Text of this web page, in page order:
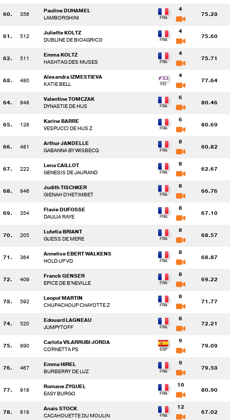
60. 356
Pauline DUHAMEL
LAMBORGHINI
4
75.23
61. 512
Juliette KOLTZ
DUBLINE DE BIOAGRICO
4
75.60
62. 511
Emma KOLTZ
HASHTAG DES MUSES
4
75.71
63. 480
Alexandra IZMESTIEVA
KATIE BELL
4
77.64
64. 848
Valentine TOMCZAK
DYNASTIE DE HUS
6
80.46
65. 128
Karine BARRE
VESPUCCI DE HUS Z
6
80.69
66. 481
Arthur JANDELLE
GABANNA BY WISBECQ
8
60.82
67. 222
Lena CAILLOT
GENESIS DE JAURAND
8
62.67
68. 846
Judith TISCHKER
GIENAH D'HETIMBET
8
66.76
69. 354
Flavie DUFOSSE
DAULIA RAYE
8
67.10
70. 205
Lutetia BRIANT
GUESS DE MERE
8
68.57
71. 364
Annelise EBERT WALKENS
HOLD UP VD
8
68.87
72. 409
Franck GENSER
EPICE DE B'NEVILLE
8
69.22
73. 592
Leopol MARTIN
CHUPACHOUP CHAYOTTE Z
8
71.77
74. 520
Edouard LAGNEAU
JUMPYTOFF
8
72.21
75. 890
Carlota VILARRUBI JORDA
CORNETTA PS
9
79.09
76. 467
Emma HIREL
BURBERRY DE LUZ
9
79.53
77. 918
Romane ZYGUEL
EASY BURGO
10
80.90
78. 818
Anais STOCK
CACAHOUETTE DU MOULIN
12
67.02